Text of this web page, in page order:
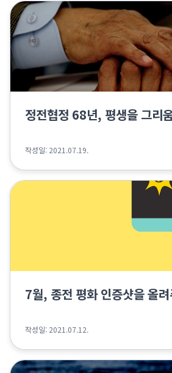
정전협정 68년, 평생을 그리
작성일: 2021.07.19.
7월, 종전 평화 인증샷을 올
작성일: 2021.07.12.